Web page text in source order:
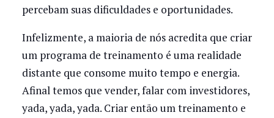
percebam suas dificuldades e oportunidades.
Infelizmente, a maioria de nós acredita que criar
um programa de treinamento é uma realidade
distante que consome muito tempo e energia.
Afinal temos que vender, falar com investidores,
yada, yada, yada. Criar então um treinamento e